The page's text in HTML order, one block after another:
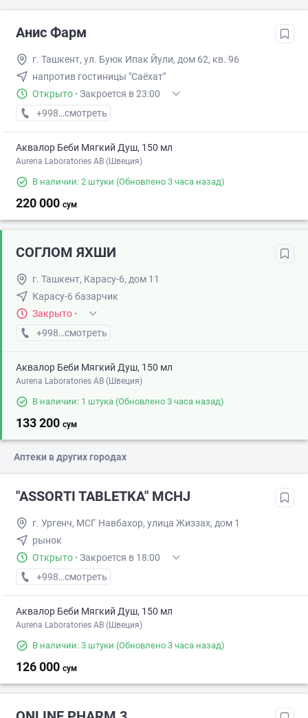
Анис Фарм
г. Ташкент, ул. Буюк Ипак Йули, дом 62, кв. 96
напротив гостиницы "Саёхат"
Открыто · Закроется в 23:00
+998 (71) XXX-XX-XX
смотреть
Аквалор Беби Мягкий Душ, 150 мл
Aurena Laboratories AB (Швеция)
В наличии: 2 штуки (Обновлено 3 часа назад)
220 000 сум
СОГЛОМ ЯХШИ
г. Ташкент, Карасу-6, дом 11
Карасу-6 базарчик
Закрыто ·
+998 (71) XXX-XX-XX
смотреть
Аквалор Беби Мягкий Душ, 150 мл
Aurena Laboratories AB (Швеция)
В наличии: 1 штука (Обновлено 3 часа назад)
133 200 сум
Аптеки в других городах
"ASSORTI TABLETKA" MCHJ
г. Ургенч, МСГ Навбахор, улица Жиззах, дом 1
рынок
Открыто · Закроется в 18:00
+998 (99) XXX-XX-XX
смотреть
Аквалор Беби Мягкий Душ, 150 мл
Aurena Laboratories AB (Швеция)
В наличии: 3 штуки (Обновлено 3 часа назад)
126 000 сум